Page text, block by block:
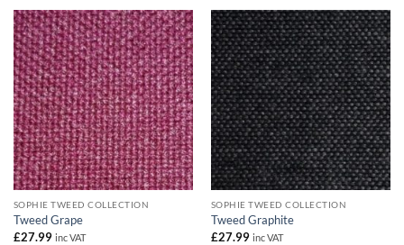
SOPHIE TWEED COLLECTION
Tweed Grape
£27.99 inc VAT
SOPHIE TWEED COLLECTION
Tweed Graphite
£27.99 inc VAT